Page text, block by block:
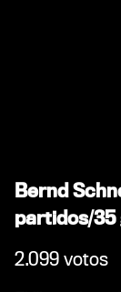
Bernd
partidos/35
2.099 votos